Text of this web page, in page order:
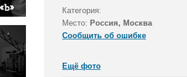
Категория:
Место: Россия, Москва
Сообщить об ошибке
Ещё фото